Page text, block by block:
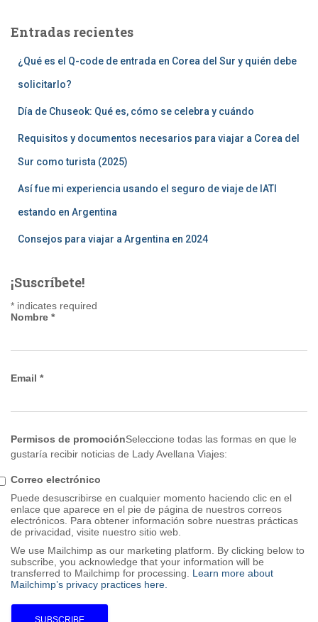
Entradas recientes
¿Qué es el Q-code de entrada en Corea del Sur y quién debe
solicitarlo?
Día de Chuseok: Qué es, cómo se celebra y cuándo
Requisitos y documentos necesarios para viajar a Corea del
Sur como turista (2025)
Así fue mi experiencia usando el seguro de viaje de IATI
estando en Argentina
Consejos para viajar a Argentina en 2024
¡Suscríbete!
* indicates required
Nombre *
Email *
Permisos de promociónSeleccione todas las formas en que le
gustaría recibir noticias de Lady Avellana Viajes:
Correo electrónico
Puede desuscribirse en cualquier momento haciendo clic en el
enlace que aparece en el pie de página de nuestros correos
electrónicos. Para obtener información sobre nuestras prácticas
de privacidad, visite nuestro sitio web.
We use Mailchimp as our marketing platform. By clicking below to
subscribe, you acknowledge that your information will be
transferred to Mailchimp for processing. Learn more about
Mailchimp’s privacy practices here.